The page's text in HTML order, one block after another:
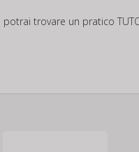
potrai trovare un pratico